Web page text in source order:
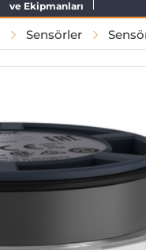
ve Ekipmanları
Sensörler